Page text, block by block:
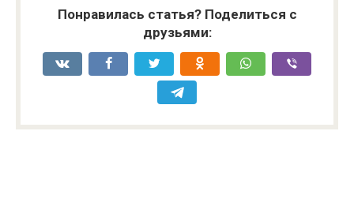
Понравилась статья? Поделиться с
друзьями: